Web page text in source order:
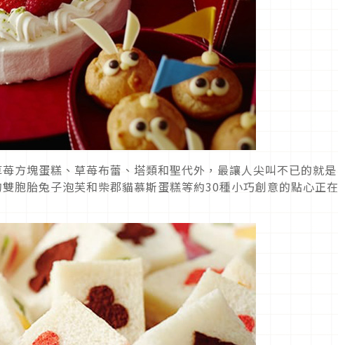
方塊蛋糕、草苺布蕾、塔類和聖代外，最讓人尖叫不已的就是
胞胎兔子泡芙和柴郡貓慕斯蛋糕等約30種小巧創意的點心正在